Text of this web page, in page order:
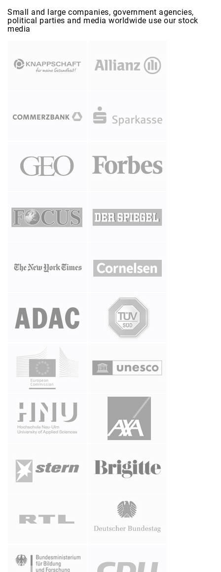
Small and large companies, government agencies,
political parties and media worldwide use our stock
media